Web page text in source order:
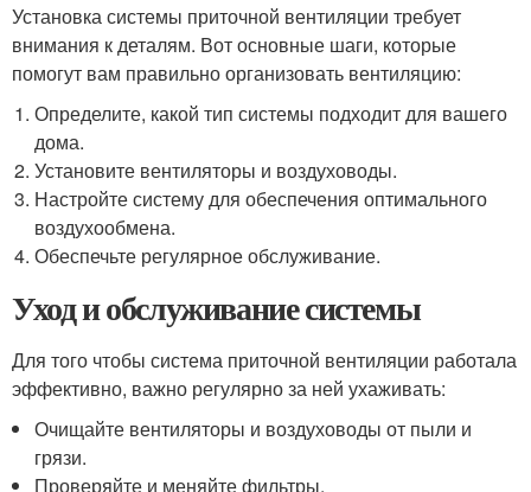
Установка системы приточной вентиляции требует
внимания к деталям. Вот основные шаги, которые
помогут вам правильно организовать вентиляцию:
Определите, какой тип системы подходит для вашего
дома.
Установите вентиляторы и воздуховоды.
Настройте систему для обеспечения оптимального
воздухообмена.
Обеспечьте регулярное обслуживание.
Уход и обслуживание системы
Для того чтобы система приточной вентиляции работала
эффективно, важно регулярно за ней ухаживать:
Очищайте вентиляторы и воздуховоды от пыли и
грязи.
Проверяйте и меняйте фильтры.